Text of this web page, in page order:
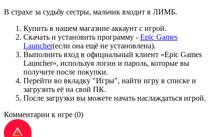
В страхе за судьбу сестры, мальчик входит в ЛИМБ.
Купить в нашем магазине аккаунт с игрой.
Скачать и установить программу - Epic Games
Launcher(если она ещё не установлена).
Выполнить вход в официальный клиент «Epic Games
Launcher», используя логин и пароль, которые вы
получите после покупки.
Перейти во вкладку "Игры", найти игру в списке и
загрузить её на свой ПК.
После загрузки вы можете начать наслаждаться игрой.
Комментарии к игре (0)